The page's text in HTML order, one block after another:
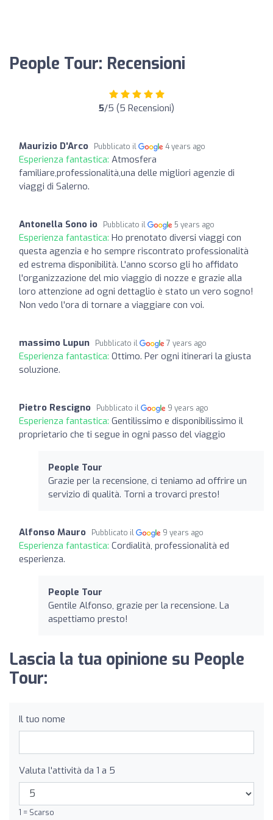
People Tour: Recensioni
5/5 (5 Recensioni)
Maurizio D'Arco Pubblicato il 4 years ago
Esperienza fantastica: Atmosfera
familiare,professionalità,una delle migliori agenzie di
viaggi di Salerno.
Antonella Sono io Pubblicato il 5 years ago
Esperienza fantastica: Ho prenotato diversi viaggi con
questa agenzia e ho sempre riscontrato professionalità
ed estrema disponibilità. L'anno scorso gli ho affidato
l'organizzazione del mio viaggio di nozze e grazie alla
loro attenzione ad ogni dettaglio è stato un vero sogno!
Non vedo l'ora di tornare a viaggiare con voi.
massimo Lupun Pubblicato il 7 years ago
Esperienza fantastica: Ottimo. Per ogni itinerari la giusta
soluzione.
Pietro Rescigno Pubblicato il 9 years ago
Esperienza fantastica: Gentilissimo e disponibilissimo il
proprietario che ti segue in ogni passo del viaggio
People Tour
Grazie per la recensione, ci teniamo ad offrire un
servizio di qualità. Torni a trovarci presto!
Alfonso Mauro Pubblicato il 9 years ago
Esperienza fantastica: Cordialità, professionalità ed
esperienza.
People Tour
Gentile Alfonso, grazie per la recensione. La
aspettiamo presto!
Lascia la tua opinione su People
Tour:
Il tuo nome
Valuta l'attività da 1 a 5
1 = Scarso